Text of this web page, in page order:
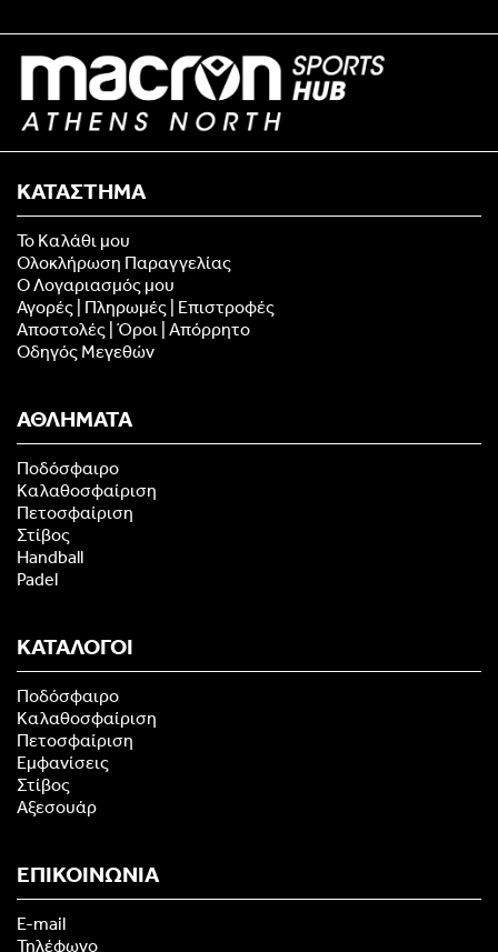
ΚΑΤΑΣΤΗΜΑ
Το Καλάθι μου
Ολοκλήρωση Παραγγελίας
Ο Λογαριασμός μου
Αγορές | Πληρωμές | Επιστροφές
Αποστολές | Όροι | Απόρρητο
Οδηγός Μεγεθών
ΑΘΛΗΜΑΤΑ
Ποδόσφαιρο
Καλαθοσφαίριση
Πετοσφαίριση
Στίβος
Handball
Padel
ΚΑΤΑΛΟΓΟΙ
Ποδόσφαιρο
Καλαθοσφαίριση
Πετοσφαίριση
Εμφανίσεις
Στίβος
Αξεσουάρ
ΕΠΙΚΟΙΝΩΝΙΑ
E-mail
Τηλέφωνο